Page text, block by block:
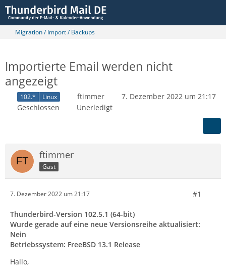
Migration / Import / Backups
Importierte Email werden nicht
angezeigt
102.* Linux ftimmer
7. Dezember 2022 um 21:17
Geschlossen
Unerledigt
ftimmer
Gast
7. Dezember 2022 um 21:17 #1
Thunderbird-Version 102.5.1 (64-bit)
Wurde gerade auf eine neue Versionsreihe aktualisiert:
Nein
Betriebssystem: FreeBSD 13.1 Release
Hallo,